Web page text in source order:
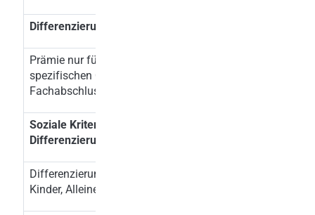
Differenzierung nach Qualifikation
Prämie nur für Mitarbeiter mit
spezifischen Qualifikationen (zB
Fachabschluss)
Soziale Kriterien als
Differenzierungsmerkmal
Differenzierung nach Familienstatus (zB
Kinder, Alleinerziehende, Alleinverdiener)